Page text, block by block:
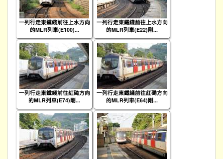
一列行走東鐵綫前往上水方向
的MLR列車(E100)...
一列行走東鐵綫前往上水方向
的MLR列車(E22)剛...
一列行走東鐵綫前往紅磡方向
的MLR列車(E74)剛...
一列行走東鐵綫前往紅磡方向
的MLR列車(E64)剛...